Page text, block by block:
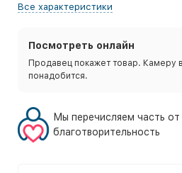
Все характеристики
Посмотреть онлайн
Продавец покажет товар. Камеру
понадобится.
Мы перечисляем часть от
благотворительность